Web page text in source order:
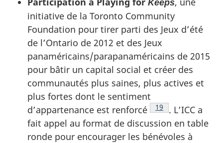
Keeps
initiative de la Toronto Community
Foundation pour tirer parti des Jeux d’été
de l’Ontario de 2012 et des Jeux
panaméricains/parapanaméricains de 2015
pour bâtir un capital social et créer des
communautés plus saines, plus actives et
plus fortes dont le sentiment
d’appartenance est renforcé
Note de bas de
19
. L’ICC a
fait appel au format de discussion en table
ronde pour encourager les bénévoles à